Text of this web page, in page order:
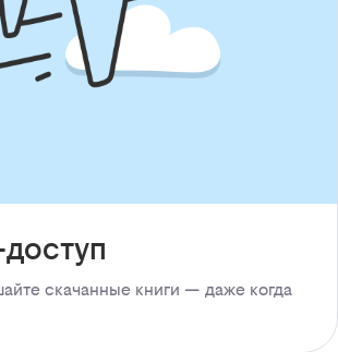
скачанные книги — даже когда